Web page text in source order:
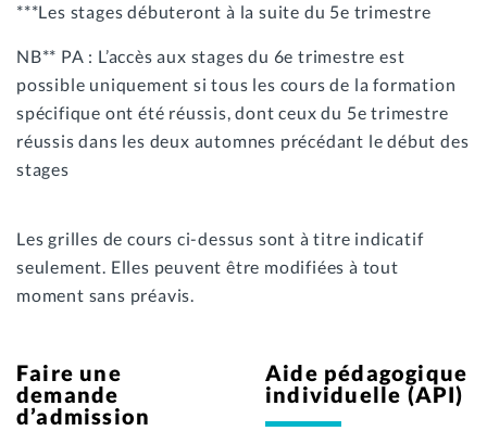
***Les stages débuteront à la suite du 5e trimestre
NB** PA : L’accès aux stages du 6e trimestre est
possible uniquement si tous les cours de la formation
spécifique ont été réussis, dont ceux du 5e trimestre
réussis dans les deux automnes précédant le début des
stages
Les grilles de cours ci-dessus sont à titre indicatif
seulement. Elles peuvent être modifiées à tout
moment sans préavis.
Faire une
demande
d’admission
Aide pédagogique
individuelle (API)